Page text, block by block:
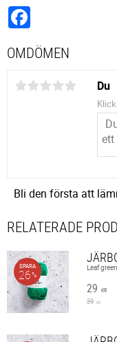
OMDÖMEN
Du
Bli den första att
RELATERADE
Leaf green
29 KR
39 KR
SPARA
26%